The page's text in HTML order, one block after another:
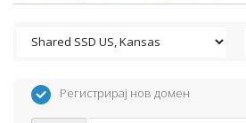
Регистрирај нов домен